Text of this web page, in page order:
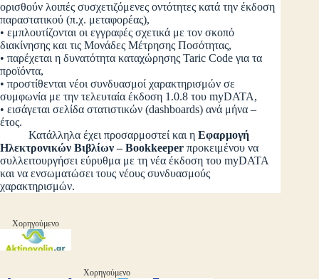
ορισθούν λοιπές συσχετιζόμενες οντότητες κατά την έκδοση
παραστατικού (π.χ. μεταφορέας),
• εμπλουτίζονται οι εγγραφές σχετικά με τον σκοπό
διακίνησης και τις Μονάδες Μέτρησης Ποσότητας,
• παρέχεται η δυνατότητα καταχώρησης Taric Code για τα
προϊόντα,
• προστίθενται νέοι συνδυασμοί χαρακτηρισμών σε
συμφωνία με την τελευταία έκδοση 1.0.8 του myDATA,
• εισάγεται σελίδα στατιστικών (dashboards) ανά μήνα –
έτος.
Κατάλληλα έχει προσαρμοστεί και η Εφαρμογή
Ηλεκτρονικών Βιβλίων –Bookkeeper προκειμένου να
συλλειτουργήσει εύρυθμα με τη νέα έκδοση του myDATA
και να ενσωματώσει τους νέους συνδυασμούς
χαρακτηρισμών.
Χορηγούμενο
Χορηγούμενο